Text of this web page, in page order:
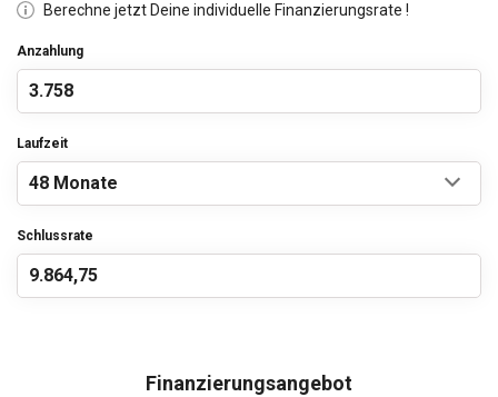
Berechne jetzt Deine individuelle Finanzierungsrate !
Anzahlung
Laufzeit
Schlussrate
Finanzierungsangebot